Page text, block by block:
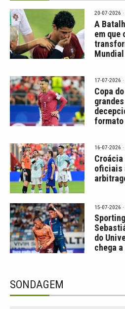
20-07-2026
A
em que
17-07-2026
Copa
formato
16-07-2026
oficiais
15-07-2026
do
chega a
SONDAGEM